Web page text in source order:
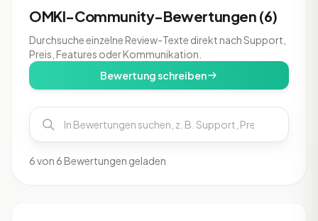
OMKI-Community-Bewertungen (6)
Durchsuche einzelne Review-Texte direkt nach Support,
Preis, Features oder Kommunikation.
Bewertung schreiben
6 von 6 Bewertungen geladen